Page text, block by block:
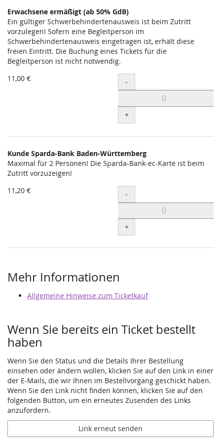
Erwachsene ermäßigt (ab 50% GdB)
Ein gültiger Schwerbehindertenausweis ist beim Zutritt
vorzulegen! Sofern eine Begleitperson im
Schwerbehindertenausweis eingetragen ist, erhält diese
freien Eintritt. Die Buchung eines Tickets für die
Begleitperson ist nicht notwendig.
11,00 €
Menge
-
+
Kunde Sparda-Bank Baden-Württemberg
Maximal für 2 Personen! Die Sparda-Bank-ec-Karte ist beim
Zutritt vorzuzeigen!
11,20 €
Menge
-
+
Mehr Informationen
Allgemeine Hinweise zum Ticketkauf
Wenn Sie bereits ein Ticket bestellt
haben
Wenn Sie den Status und die Details Ihrer Bestellung
einsehen oder ändern wollen, klicken Sie auf den Link in einer
der E-Mails, die wir Ihnen im Bestellvorgang geschickt haben.
Wenn Sie den Link nicht finden können, klicken Sie auf den
folgenden Button, um ein erneutes Zusenden des Links
anzufordern.
Link erneut senden